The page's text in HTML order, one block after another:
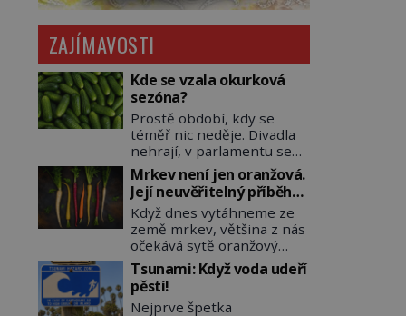
ZAJÍMAVOSTI
Kde se vzala okurková
sezóna?
Prostě období, kdy se
téměř nic neděje. Divadla
nehrají, v parlamentu se
nehlasuje, všichni jsou na
dovolené a média tak
nemají o čem mluvit a psát.
A vymýšlejí si proto
témata, které nikoho
nezajímají. Proč je však ona
letní doba spojovaná
zrovna s okurkami?
Okurkovou sezónu známe
Mrkev není jen oranžová.
Její neuvěřitelný příběh
začíná fialovou barvou
Když dnes vytáhneme ze
země mrkev, většina z nás
očekává sytě oranžový
kořen. Jenže po většinu
své historie je mrkev
všechno možné, jen ne
oranžová. Je fialová, žlutá,
Tsunami: Když voda udeří
pěstí!
Nejprve špetka